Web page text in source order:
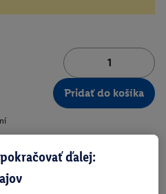
Pridať do košíka
ďalej: